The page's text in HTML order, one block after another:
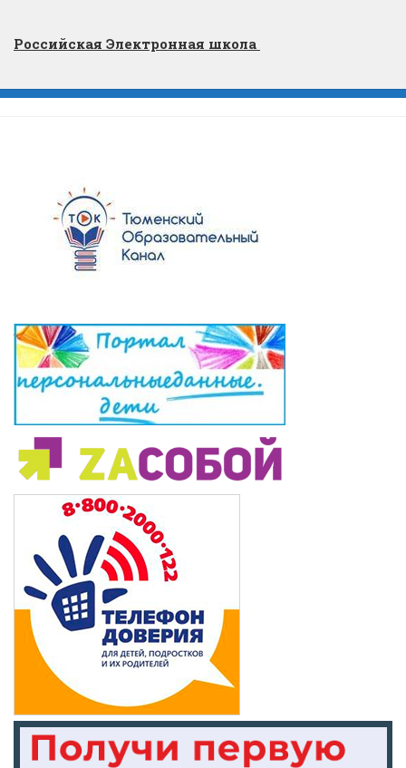
Российская Электронная школа